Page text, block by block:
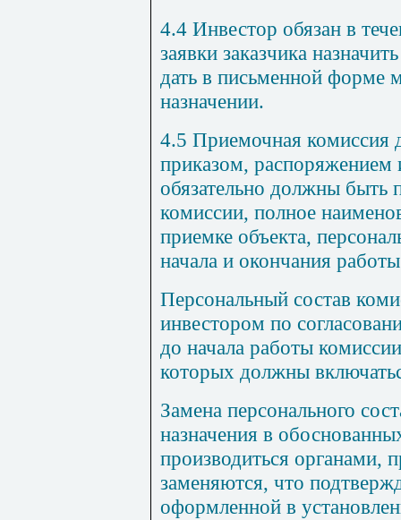
4.4 Инвестор обязан в
заявки заказчика
дать в письменной форме
назначении.
4.5 Приемочная комиссия
приказом, распоряжением
обязательно должны быть
комиссии, полное
приемке объекта,
начала и окончания
Персональный состав
инвестором по
до начала работы
которых должны
Замена персонального
назначения в
производиться органами,
заменяются, что
оформленной в